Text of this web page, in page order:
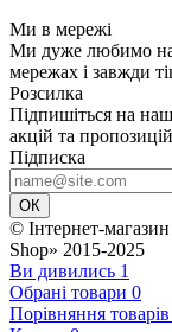
Ми в мережі
Ми дуже любимо
мережах і завжди
Розсилка
Підпишіться на
акцій та
Підписка
ОК
© Інтернет-
Shop» 2015-2025
Ви дивились 1
Обрані товари 0
Порівняння товарів